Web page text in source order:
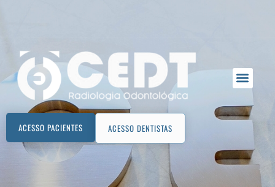
ACESSO PACIENTES ACESSO DENTISTAS